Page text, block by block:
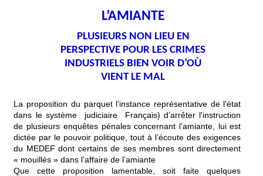
L’AMIANTE
PLUSIEURS NON LIEU EN
PERSPECTIVE POUR LES CRIMES
INDUSTRIELS BIEN VOIR D’OÙ
VIENT LE MAL
La proposition du parquet l’instance représentative de l’état
dans le système judiciaire Français) d’arrêter l'instruction
de plusieurs enquêtes pénales concernant l’amiante, lui est
dictée par le pouvoir politique, tout à l’écoute des exigences
du MEDEF dont certains de ses membres sont directement
« mouillés » dans l’affaire de l’amiante
Que cette proposition lamentable, soit faite quelques